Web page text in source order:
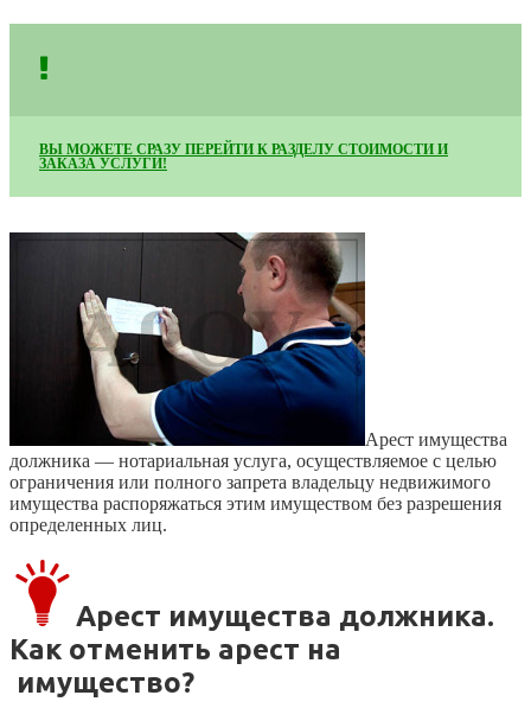
ВЫ МОЖЕТЕ СРАЗУ ПЕРЕЙТИ К РАЗДЕЛУ СТОИМОСТИ И
ЗАКАЗА УСЛУГИ!
Арест имущества
должника — нотариальная услуга, осуществляемое с целью
ограничения или полного запрета владельцу недвижимого
имущества распоряжаться этим имуществом без разрешения
определенных лиц.
Арест имущества должника.
Как отменить арест на
имущество?